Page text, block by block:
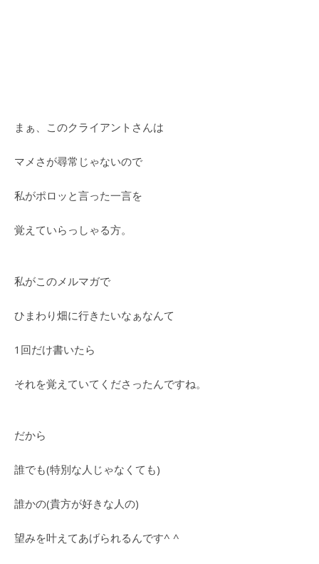
まぁ、このクライアントさんは
マメさが尋常じゃないので
私がポロッと言った一言を
覚えていらっしゃる方。
私がこのメルマガで
ひまわり畑に行きたいなぁなんて
1回だけ書いたら
それを覚えていてくださったんですね。
だから
誰でも(特別な人じゃなくても)
誰かの(貴方が好きな人の)
望みを叶えてあげられるんです^ ^